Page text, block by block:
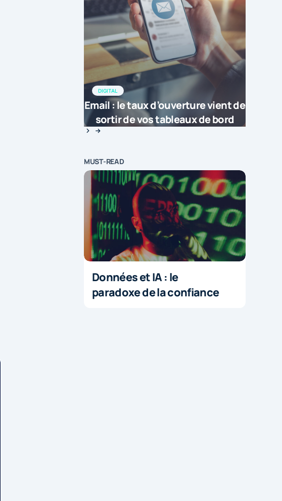
DIGITAL
Email : le taux d’ouverture vient de
sortir de vos tableaux de bord
MUST-READ
Données et IA : le
paradoxe de la confiance